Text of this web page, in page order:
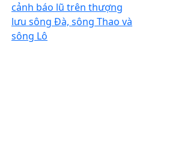
cảnh báo lũ trên thượng
lưu sông Đà, sông Thao và
sông Lô